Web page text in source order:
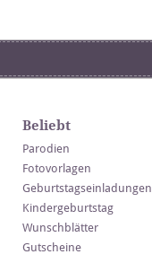
Beliebt
Parodien
Fotovorlagen
Geburtstagseinladungen
Kindergeburtstag
Wunschblätter
Gutscheine